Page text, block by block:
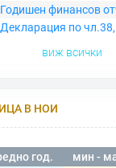
Годишен финансов
Декларация по
виж всички
В НОИ
год. мин -